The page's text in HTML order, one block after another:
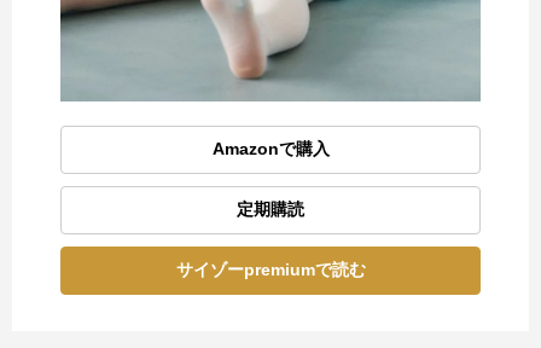
Amazonで購入
定期購読
サイゾーpremiumで読む